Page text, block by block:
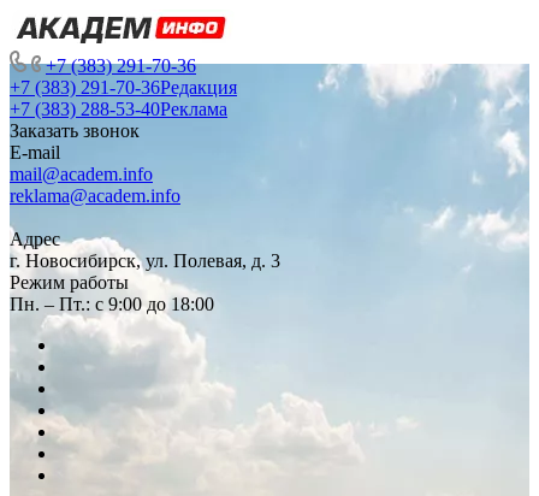
+7 (383) 291-70-36
+7 (383) 291-70-36Редакция
+7 (383) 288-53-40Реклама
Заказать звонок
E-mail
mail@academ.info
reklama@academ.info
Адрес
г. Новосибирск, ул. Полевая, д. 3
Режим работы
Пн. – Пт.: с 9:00 до 18:00